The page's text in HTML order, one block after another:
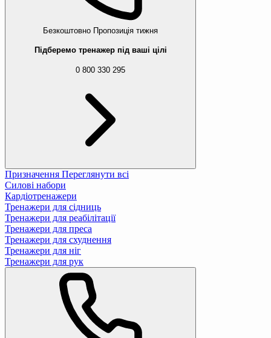
Безкоштовно Пропозиція тижня
Підберемо тренажер під ваші цілі
0 800 330 295
Призначення Переглянути всі
Силові набори
Кардіотренажери
Тренажери для сідниць
Тренажери для реабілітації
Тренажери для преса
Тренажери для схуднення
Тренажери для ніг
Тренажери для рук